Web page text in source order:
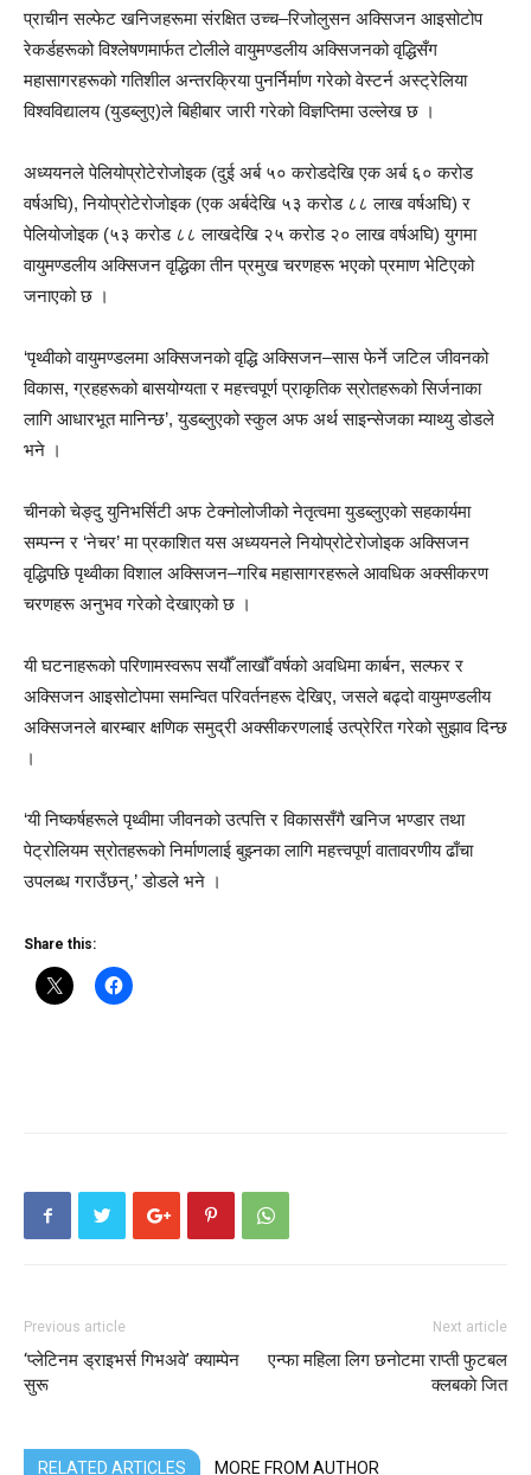
प्राचीन सल्फेट खनिजहरूमा संरक्षित उच्च–रिजोलुसन अक्सिजन आइसोटोप
रेकर्डहरूको विश्लेषणमार्फत टोलीले वायुमण्डलीय अक्सिजनको वृद्धिसँग
महासागरहरूको गतिशील अन्तरक्रिया पुनर्निर्माण गरेको वेस्टर्न अस्ट्रेलिया
विश्वविद्यालय (युडब्लुए)ले बिहीबार जारी गरेको विज्ञप्तिमा उल्लेख छ ।
अध्ययनले पेलियोप्रोटेरोजोइक (दुई अर्ब ५० करोडदेखि एक अर्ब ६० करोड
वर्षअघि), नियोप्रोटेरोजोइक (एक अर्बदेखि ५३ करोड ८८ लाख वर्षअघि) र
पेलियोजोइक (५३ करोड ८८ लाखदेखि २५ करोड २० लाख वर्षअघि) युगमा
वायुमण्डलीय अक्सिजन वृद्धिका तीन प्रमुख चरणहरू भएको प्रमाण भेटिएको
जनाएको छ ।
‘पृथ्वीको वायुमण्डलमा अक्सिजनको वृद्धि अक्सिजन–सास फेर्ने जटिल जीवनको
विकास, ग्रहहरूको बासयोग्यता र महत्त्वपूर्ण प्राकृतिक स्रोतहरूको सिर्जनाका
लागि आधारभूत मानिन्छ’, युडब्लुएको स्कुल अफ अर्थ साइन्सेजका म्याथ्यु डोडले
भने ।
चीनको चेङ्दु युनिभर्सिटी अफ टेक्नोलोजीको नेतृत्वमा युडब्लुएको सहकार्यमा
सम्पन्न र ‘नेचर’ मा प्रकाशित यस अध्ययनले नियोप्रोटेरोजोइक अक्सिजन
वृद्धिपछि पृथ्वीका विशाल अक्सिजन–गरिब महासागरहरूले आवधिक अक्सीकरण
चरणहरू अनुभव गरेको देखाएको छ ।
यी घटनाहरूको परिणामस्वरूप सयौँ लाखौँ वर्षको अवधिमा कार्बन, सल्फर र
अक्सिजन आइसोटोपमा समन्वित परिवर्तनहरू देखिए, जसले बढ्दो वायुमण्डलीय
अक्सिजनले बारम्बार क्षणिक समुद्री अक्सीकरणलाई उत्प्रेरित गरेको सुझाव दिन्छ
।
‘यी निष्कर्षहरूले पृथ्वीमा जीवनको उत्पत्ति र विकाससँगै खनिज भण्डार तथा
पेट्रोलियम स्रोतहरूको निर्माणलाई बुझ्नका लागि महत्त्वपूर्ण वातावरणीय ढाँचा
उपलब्ध गराउँछन्,’ डोडले भने ।
Share this:
Previous article
‘प्लेटिनम ड्राइभर्स गिभअवे’ क्याम्पेन
सुरू
Next article
एन्फा महिला लिग छनोटमा राप्ती फुटबल
क्लबकाे जित
RELATED ARTICLES MORE FROM AUTHOR